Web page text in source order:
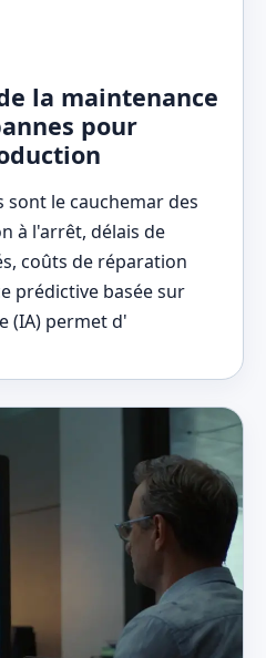
la maintenance
pour
sont le cauchemar des
à l'arrêt, délais de
coûts de réparation
prédictive basée sur
(IA) permet d'